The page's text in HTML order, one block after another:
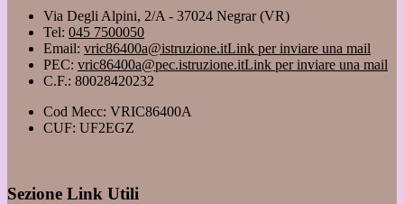
Via Degli Alpini, 2/A - 37024 Negrar (VR)
Tel: 045 7500050
Email: vric86400a@istruzione.itLink per inviare una mail
PEC: vric86400a@pec.istruzione.itLink per inviare una mail
C.F.: 80028420232
Cod Mecc: VRIC86400A
CUF: UF2EGZ
Sezione Link Utili